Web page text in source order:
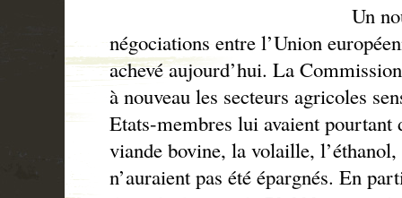
Un
négociations entre l’Union
achevé aujourd’hui. La
à nouveau les secteurs agricoles
Etats-membres lui avaient pourtant
viande bovine, la volaille,
n’auraient pas été épargnés. En